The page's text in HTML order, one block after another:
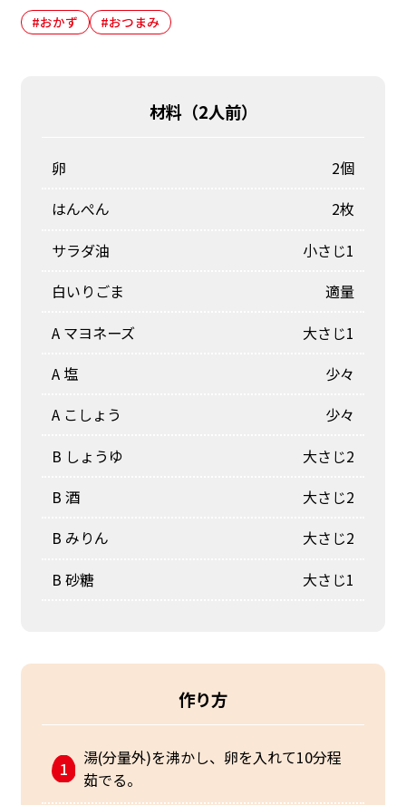
#おかず #おつまみ
材料（2人前）
卵
2個
はんぺん
2枚
サラダ油
小さじ1
白いりごま
適量
A マヨネーズ
大さじ1
A 塩
少々
A こしょう
少々
B しょうゆ
大さじ2
B 酒
大さじ2
B みりん
大さじ2
B 砂糖
大さじ1
作り方
湯(分量外)を沸かし、卵を入れて10分程
茹でる。